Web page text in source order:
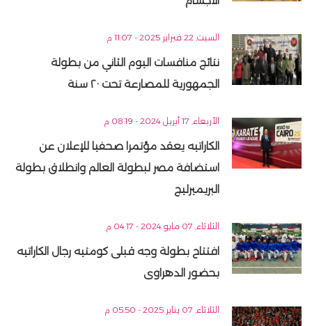
السبت, 22 فبراير 2025 - 11:07 م
نتائج منافسات اليوم الثاني من بطولة
الجمهورية للمصارعة تحت ٢٠ سنة
الأربعاء, 17 أبريل 2024 - 08:19 م
الكاراتيه يعقد مؤتمرا صحفيا للإعلان عن
استضافة مصر لبطولة العالم وانطلاق بطولة
البريميرليج
الثلاثاء, 07 مايو 2024 - 04:17 م
افتتاح بطولة وجه قبلى كومتيه رجال الكاراتيه
بحضور الدهراوى
الثلاثاء, 07 يناير 2025 - 05:50 م